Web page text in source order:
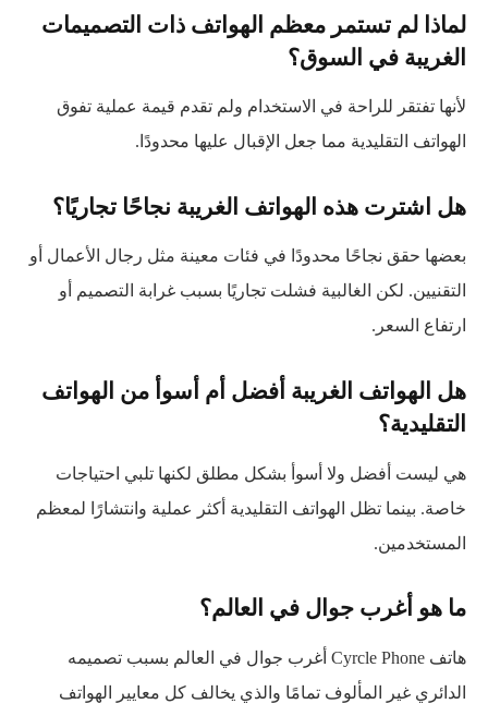
لماذا لم تستمر معظم الهواتف ذات التصميمات
الغريبة في السوق؟
لأنها تفتقر للراحة في الاستخدام ولم تقدم قيمة عملية تفوق
الهواتف التقليدية مما جعل الإقبال عليها محدودًا.
هل اشترت هذه الهواتف الغريبة نجاحًا تجاريًا؟
بعضها حقق نجاحًا محدودًا في فئات معينة مثل رجال الأعمال أو
التقنيين. لكن الغالبية فشلت تجاريًا بسبب غرابة التصميم أو
ارتفاع السعر.
هل الهواتف الغريبة أفضل أم أسوأ من الهواتف
التقليدية؟
هي ليست أفضل ولا أسوأ بشكل مطلق لكنها تلبي احتياجات
خاصة. بينما تظل الهواتف التقليدية أكثر عملية وانتشارًا لمعظم
المستخدمين.
ما هو أغرب جوال في العالم؟
هاتف Cyrcle Phone أغرب جوال في العالم بسبب تصميمه
الدائري غير المألوف تمامًا والذي يخالف كل معايير الهواتف